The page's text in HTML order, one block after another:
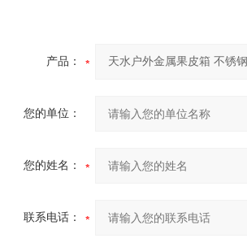
产品：
您的单位：
您的姓名：
联系电话：